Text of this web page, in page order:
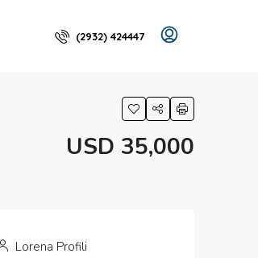
(2932) 424447
USD 35,000
Lorena Profili